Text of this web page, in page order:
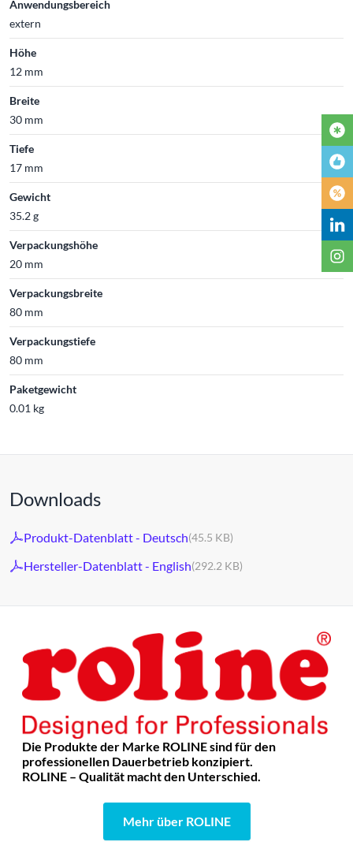
Anwendungsbereich
extern
Höhe
12 mm
Breite
30 mm
Tiefe
17 mm
Gewicht
35.2 g
Verpackungshöhe
20 mm
Verpackungsbreite
80 mm
Verpackungstiefe
80 mm
Paketgewicht
0.01 kg
Downloads
Produkt-Datenblatt - Deutsch(45.5 KB)
Hersteller-Datenblatt - English(292.2 KB)
Die Produkte der Marke ROLINE sind für den
professionellen Dauerbetrieb konzipiert.
ROLINE – Qualität macht den Unterschied.
Mehr über ROLINE